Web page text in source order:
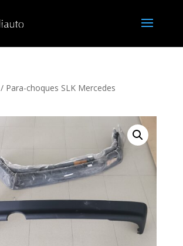
/ Para-choques SLK Mercedes